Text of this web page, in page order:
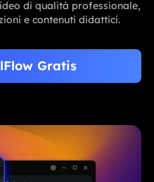
di qualità professionale,
e contenuti didattici.
Gratis